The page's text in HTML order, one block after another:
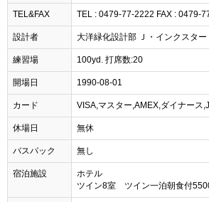
TEL&FAX TEL : 0479-77-2222 FAX : 0479-
設計者 大洋緑化設計部 Ｊ・インクスター
練習場 100yd. 打席数:20
開場日 1990-08-01
カード VISA,マスター,AMEX,ダイナース
休場日 無休
バスパック 無し
宿泊施設
ホテル
ツイン8室 ツイン一泊朝食付